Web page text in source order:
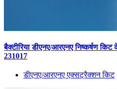
बैक्टीरिया डीएनए/आरएनए निष्कर्षण
231017
डीएनए/आरएनए एक्सट्रैक्शन किट